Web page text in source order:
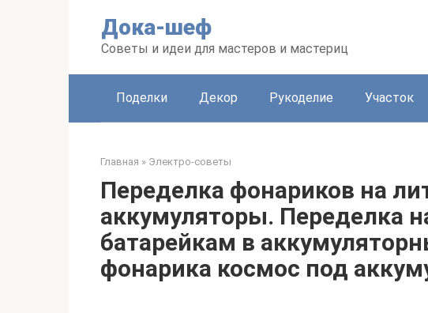
Дока-шеф
Советы и идеи для мастеров и мастериц
Поделки Декор Рукоделие Участок
Главная » Электро-советы
Переделка фонариков на
аккумуляторы. Переделка
батарейкам в
фонарика космос под